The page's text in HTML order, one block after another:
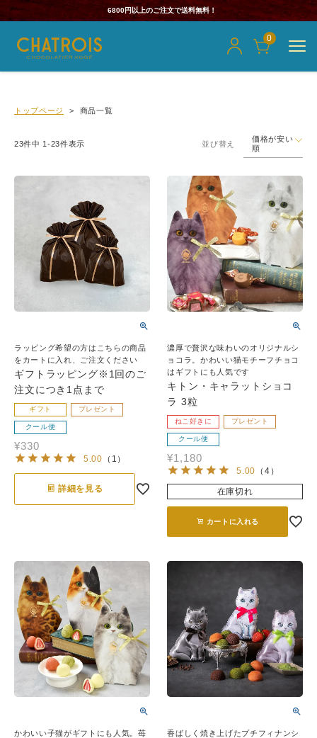
6800円以上のご注文で送料無料！
0
トップページ 商品一覧
並び替え
価格が安い
順
23件中 1 -23件表示
ラッピング希望の方はこちらの商品
をカートに入れ、ご注文ください
ギフトラッピング※1回のご
注文につき1点まで
ギフト プレゼント
クール便
¥330
5.00 （ 1 ）
詳細を見る
濃厚で贅沢な味わいのオリジナルシ
ョコラ。かわいい猫モチーフチョコ
はギフトにも人気です
キトン・キャラットショコ
ラ 3粒
ねこ好きに プレゼント
クール便
¥1,180
5.00 （ 4 ）
在庫切れ
カートに入れる
かわいい子猫がギフトにも人気。苺
香ばしく焼き上げたプチフィナンシ